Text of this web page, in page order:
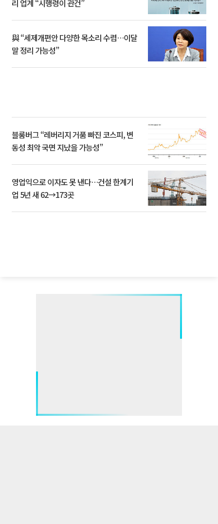
리 업계 “시행령이 관건”
與 “세제개편안 다양한 목소리 수렴…이달
말 정리 가능성”
블룸버그 “레버리지 거품 빠진 코스피, 변
동성 최악 국면 지났을 가능성”
영업익으로 이자도 못 낸다…건설 한계기
업 5년 새 62→173곳